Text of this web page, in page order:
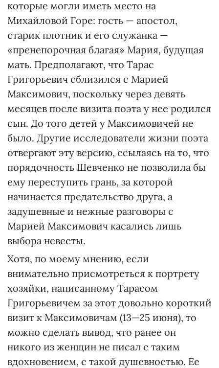
которые могли иметь место на
Михайловой Горе: гость — апостол,
старик плотник и его служанка —
«пренепорочная благая» Мария, будущая
мать. Предполагают, что Тарас
Григорьевич сблизился с Марией
Максимович, поскольку через девять
месяцев после визита поэта у нее родился
сын. До того детей у Максимовичей не
было. Другие исследователи жизни поэта
отвергают эту версию, ссылаясь на то, что
порядочность Шевченко не позволила бы
ему переступить грань, за которой
начинается предательство друга, а
задушевные и нежные разговоры с
Марией Максимович касались лишь
выбора невесты.
Хотя, по моему мнению, если
внимательно присмотреться к портрету
хозяйки, написанному Тарасом
Григорьевичем за этот довольно короткий
визит к Максимовичам (13—25 июня), то
можно сделать вывод, что ранее он
никого из женщин не писал с таким
вдохновением, с такой душевностью. Ее